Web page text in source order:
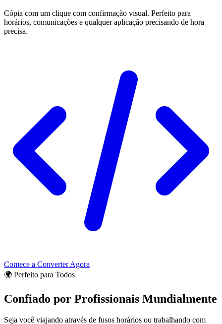
Cópia com um clique com confirmação visual. Perfeito para
horários, comunicações e qualquer aplicação precisando de hora
precisa.
Comece a Converter Agora
🌍 Perfeito para Todos
Confiado por Profissionais Mundialmente
Seja você viajando através de fusos horários ou trabalhando com